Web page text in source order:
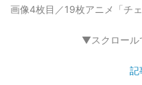
画像4枚目／19枚アニメ「チ
▼スクロール
記